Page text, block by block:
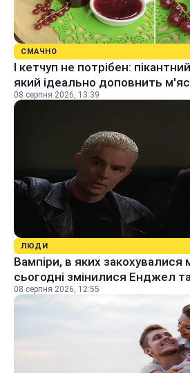
СМАЧНО
І кетчуп не потрібен:
який ідеально доповнить
08 серпня 2026, 13:39
ЛЮДИ
Вампіри, в яких закохувалися
сьогодні змінилися Енджел
08 серпня 2026, 12:55